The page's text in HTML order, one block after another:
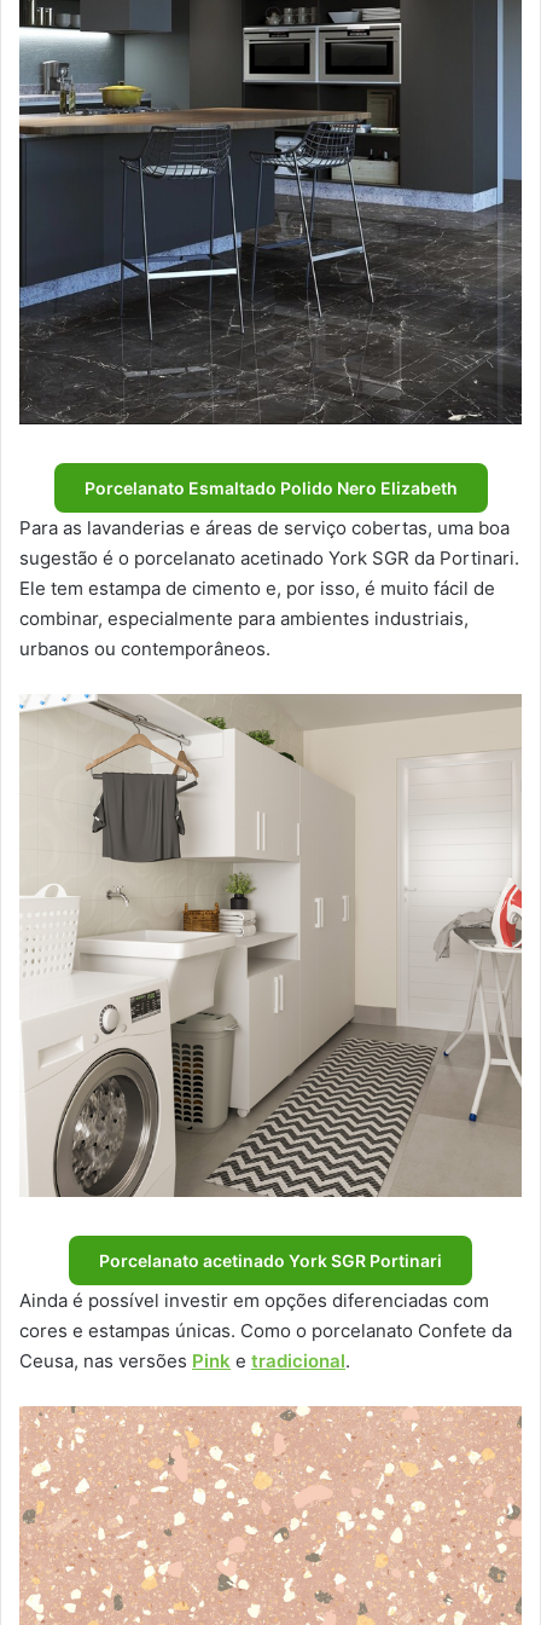
Porcelanato Esmaltado Polido Nero Elizabeth
Para as lavanderias e áreas de serviço cobertas, uma boa
sugestão é o porcelanato acetinado York SGR da Portinari.
Ele tem estampa de cimento e, por isso, é muito fácil de
combinar, especialmente para ambientes industriais,
urbanos ou contemporâneos.
Porcelanato acetinado York SGR Portinari
Ainda é possível investir em opções diferenciadas com
cores e estampas únicas. Como o porcelanato Confete da
Ceusa, nas versões Pink e tradicional.